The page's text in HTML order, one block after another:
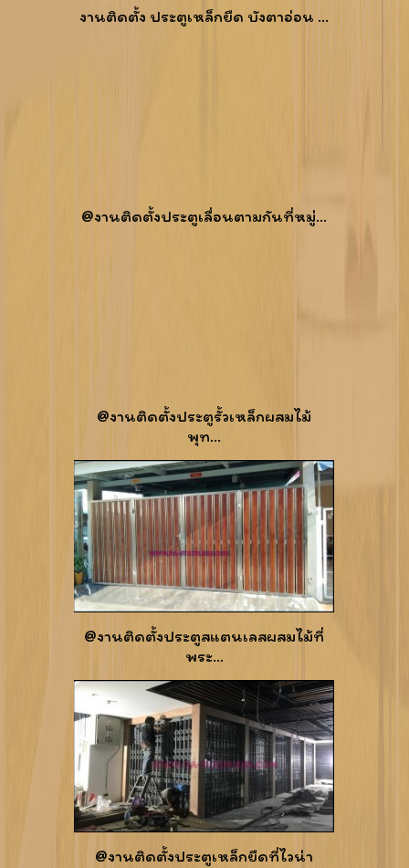
งานติดตั้ง ประตูเหล็กยืด บังตาอ่อน ...
@งานติดตั้งประตูเลื่อนตามกันที่หมู่...
@งานติดตั้งประตูรั้วเหล็กผสมไม้
พุท...
@งานติดตั้งประตูสแตนเลสผสมไม้ที่
พระ...
@งานติดตั้งประตูเหล็กยืดที่ไวน่า